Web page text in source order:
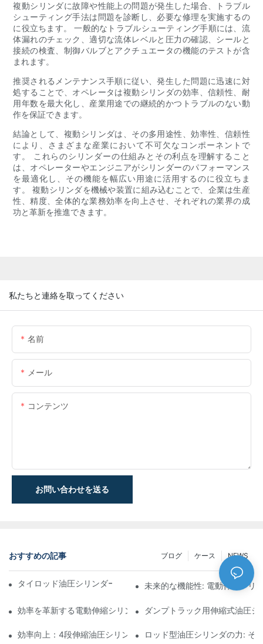
複動シリンダに故障や性能上の問題が発生した場合、トラブル
シューティング手法は問題を診断し、必要な修理を実施するの
に役立ちます。 一般的なトラブルシューティング手順には、流
体漏れのチェック、適切な流体レベルと圧力の確認、シールと
接続の検査、制御バルブとアクチュエータの機能のテストが含
まれます。
推奨されるメンテナンス手順に従い、発生した問題に迅速に対
処することで、オペレータは複動シリンダの効率、信頼性、耐
用年数を最大化し、産業用途での継続的かつトラブルのない動
作を保証できます。
結論として、複動シリンダは、その多用途性、効率性、信頼性
により、さまざまな産業において不可欠なコンポーネントで
す。 これらのシリンダーの仕組みとその利点を理解すること
は、オペレーターやエンジニアがシリンダーのパフォーマンス
を最適化し、その機能を幅広い用途に活用するのに役立ちま
す。 複動シリンダを機械や装置に組み込むことで、企業は生産
性、精度、全体的な業務効率を向上させ、それぞれの業界の成
功と革新を推進できます。
私たちと連絡を取ってください
名前
メール
コンテンツ
お問い合わせを送る
おすすめの記事 NEWS
ケース
ブログ
タイロッド油圧シリンダーの機能と重要性を理解する
未来的な機能性: 電動伸縮シリ
効率を革新する電動伸縮シリンダ ダンプトラック用伸縮式油圧
効率向上：4段伸縮油圧シリンダーのメリットロッド型油圧シリンダの力: そ